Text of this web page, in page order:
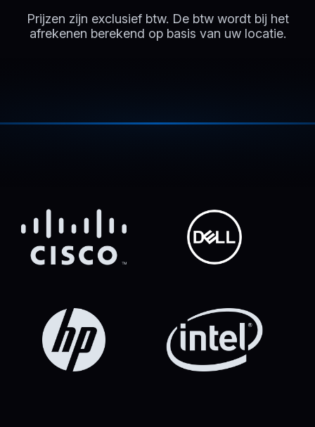
Prijzen zijn exclusief btw. De btw wordt bij het
afrekenen berekend op basis van uw locatie.